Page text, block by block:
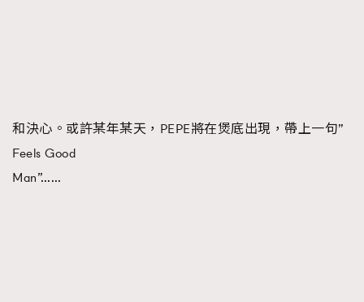
和決心。或許某年某天，PEPE將在煲底出現，帶上一句”
Feels Good
Man”……